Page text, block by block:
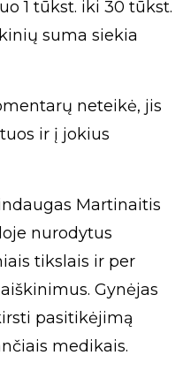
1 tūkst. iki 30 tūkst.
suma siekia
neteikė, jis
ir į jokius
Martinaitis
nurodytus
tikslais ir per
Gynėjas
pasitikėjimą
medikais.